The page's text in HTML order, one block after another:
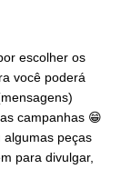
escolher os
você poderá
campanhas 😁
algumas peças
para divulgar,